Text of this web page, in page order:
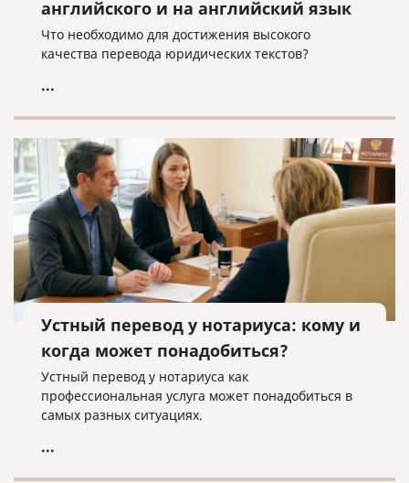
английского и на английский язык
Что необходимо для достижения высокого
качества перевода юридических текстов?
...
Устный перевод у нотариуса: кому и
когда может понадобиться?
Устный перевод у нотариуса как
профессиональная услуга может понадобиться в
самых разных ситуациях.
...